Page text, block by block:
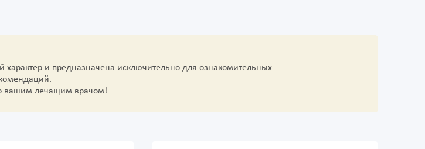
и предназначена исключительно для ознакомительных
вашим лечащим врачом!